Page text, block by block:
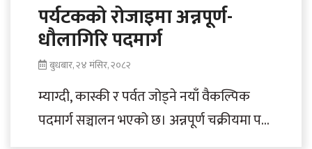
पर्यटकको रोजाइमा अन्नपूर्ण-
धौलागिरि पदमार्ग
बुधबार, २४ मंसिर, २०८२
म्याग्दी, कास्की र पर्वत जोड्ने नयाँ वैकल्पिक
पदमार्ग सञ्चालन भएको छ। अन्नपूर्ण चक्रीयमा पर्ने